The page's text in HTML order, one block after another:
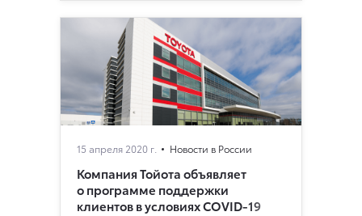
15 апреля 2020 г. Новости в России
Компания Тойота объявляет
о программе поддержки
клиентов в условиях COVID-19